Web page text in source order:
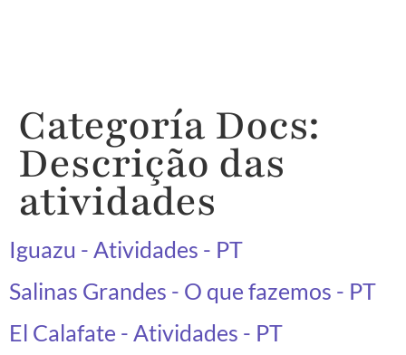
Categoría Docs:
Descrição das
atividades
Iguazu - Atividades - PT
Salinas Grandes - O que fazemos - PT
El Calafate - Atividades - PT